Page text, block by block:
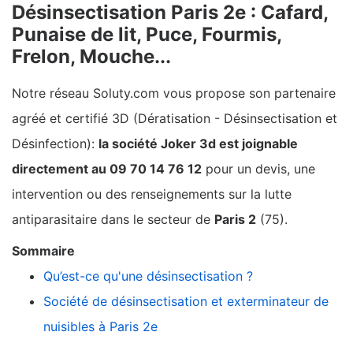
Désinsectisation Paris 2e : Cafard,
Punaise de lit, Puce, Fourmis,
Frelon, Mouche...
Notre réseau Soluty.com vous propose son partenaire
agréé et certifié 3D (Dératisation - Désinsectisation et
Désinfection): la société Joker 3d est joignable
directement au 09 70 14 76 12 pour un devis, une
intervention ou des renseignements sur la lutte
antiparasitaire dans le secteur de Paris 2 (75).
Sommaire
Qu’est-ce qu'une désinsectisation ?
Société de désinsectisation et exterminateur de
nuisibles à Paris 2e